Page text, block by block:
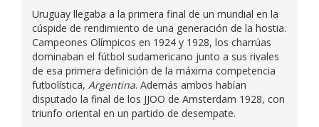
Uruguay llegaba a la primera final de un mundial en la
cúspide de rendimiento de una generación de la hostia.
Campeones Olímpicos en 1924 y 1928, los charrúas
dominaban el fútbol sudamericano junto a sus rivales
de esa primera definición de la máxima competencia
futbolística, Argentina. Además ambos habían
disputado la final de los JJOO de Amsterdam 1928, con
triunfo oriental en un partido de desempate.